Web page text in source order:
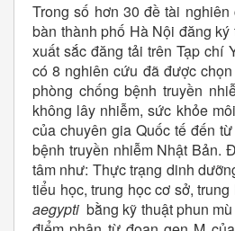
Trong số hơn 30 đề tài
bàn thành phố Hà Nội đăng
xuất sắc đăng tải trên Tạp chí
có 8 nghiên cứu đã được
phòng chống bệnh truyền
không lây nhiễm, sức khỏe
của chuyên gia Quốc tế đến
bệnh truyền nhiễm Nhật Bản.
tâm như: Thực trạng dinh
tiểu học, trung học cơ sở,
aegypti bằng kỹ thuật phun